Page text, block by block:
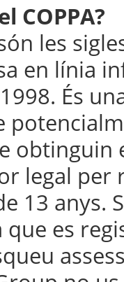
COPPA?
les
en línia
És
obtinguin
legal per
13 anys.
que es